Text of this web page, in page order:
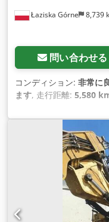
Łaziska Górne 8,739
問い合わせる
コンディション: 非常に
ます, 走行距離: 5,580
ム）, 空車重量:6,600
kg（キログラム）, 座席
デファレンシャル